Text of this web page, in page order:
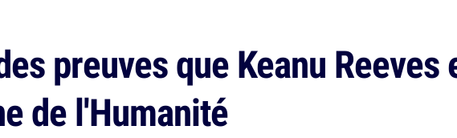
preuves que Keanu
de l'Humanité